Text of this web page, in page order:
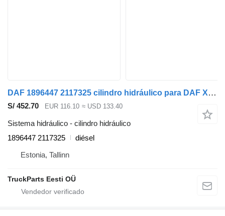
DAF 1896447 2117325 cilindro hidráulico para DAF XF106 (2014-) cabeza tractora
S/ 452.70 EUR 116.10 ≈ USD 133.40
Sistema hidráulico - cilindro hidráulico
1896447 2117325
diésel
Estonia, Tallinn
TruckParts Eesti OÜ